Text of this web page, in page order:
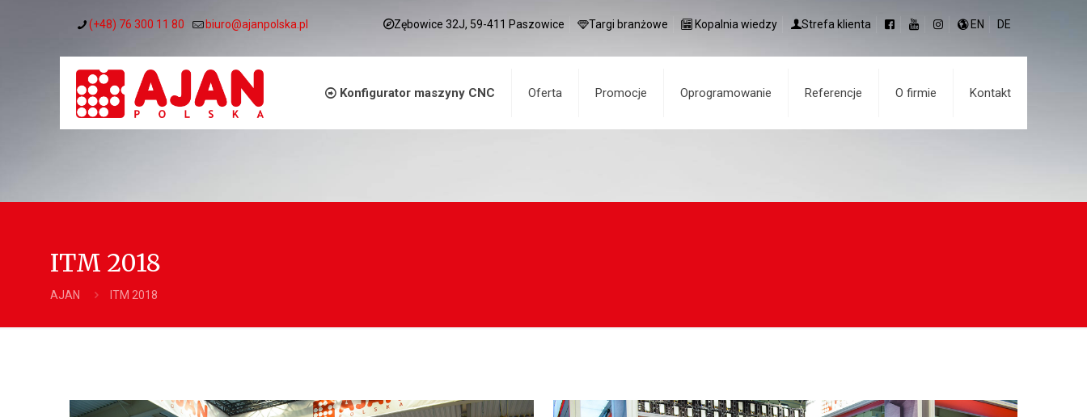
(+48) 76 300 11 80 biuro@ajanpolska.pl Zębowice 32J, 59-411 Paszowice Targi branżowe Kopalnia wiedzy Strefa klienta EN DE
Konfigurator maszyny CNC Oferta Promocje Oprogramowanie Referencje O firmie Kontakt
ITM 2018
AJAN ITM 2018